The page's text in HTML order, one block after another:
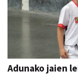
Adunako jaien